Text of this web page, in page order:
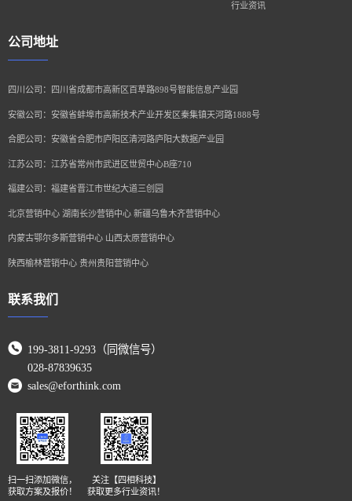
行业资讯
公司地址
四川公司：四川省成都市高新区百草路898号智能信息产业园
安徽公司：安徽省蚌埠市高新技术产业开发区秦集镇天河路1888号
合肥公司：安徽省合肥市庐阳区清河路庐阳大数据产业园
江苏公司：江苏省常州市武进区世贸中心B座710
福建公司：福建省晋江市世纪大道三创园
北京营销中心 湖南长沙营销中心 新疆乌鲁木齐营销中心
内蒙古鄂尔多斯营销中心 山西太原营销中心
陕西榆林营销中心 贵州贵阳营销中心
联系我们
199-3811-9293（同微信号）
028-87839635
sales@eforthink.com
扫一扫添加微信，
获取方案及报价！
关注【四相科技】
获取更多行业资讯！